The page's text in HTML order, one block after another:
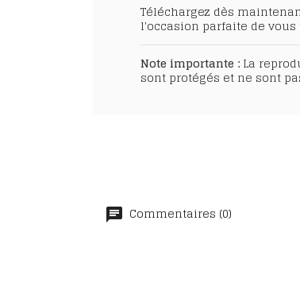
Téléchargez dès
l'occasion parfaite de
Note importante : La
sont protégés et ne sont
Commentaires (0)